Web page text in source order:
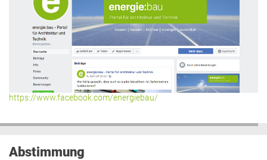
https://www.facebook.com/energiebau/
Abstimmung